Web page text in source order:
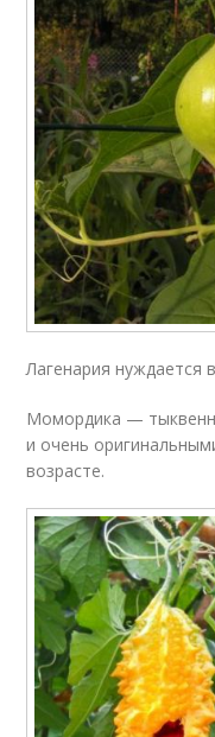
Лагенария нуждается
Момордика —
и очень
возрасте.